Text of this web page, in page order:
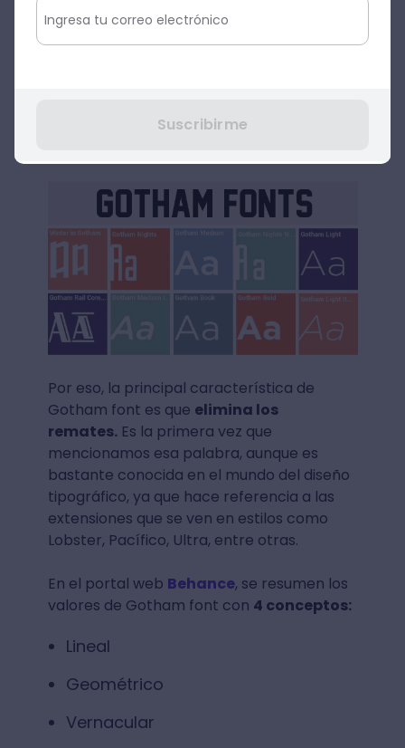
creación de Gotham font, Tobias tomó
época, donde se comenzó con el diseño de
Por eso, la principal característica de
Gotham font es que elimina los
remates.Es la primera vez que
mencionamos esa palabra, aunque es
bastante conocida en el mundo del diseño
tipográfico, ya que hace referencia a las
extensiones que se ven en estilos como
Lobster, Pacífico, Ultra, entre otras.
En el portal web Behance, se resumen los
valores de Gotham font con 4 conceptos:
Lineal
Geométrico
Vernacular
Suscribirme